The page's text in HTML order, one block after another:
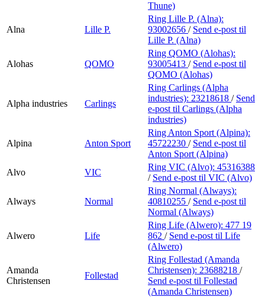
Thune)
Alna Lille P.
Ring Lille P. (Alna):
93002656 / Send e-post til
Lille P. (Alna)
Alohas QOMO
Ring QOMO (Alohas):
93005413 / Send e-post til
QOMO (Alohas)
Alpha industries Carlings
Ring Carlings (Alpha
industries): 23218618 / Send
e-post til Carlings (Alpha
industries)
Alpina Anton Sport
Ring Anton Sport (Alpina):
45722230 / Send e-post til
Anton Sport (Alpina)
Alvo
VIC
Ring VIC (Alvo): 45316388
/ Send e-post til VIC (Alvo)
Always Normal
Ring Normal (Always):
40810255 / Send e-post til
Normal (Always)
Alwero Life
Ring Life (Alwero): 477 19
862 / Send e-post til Life
(Alwero)
Amanda
Christensen
Follestad
Ring Follestad (Amanda
Christensen): 23688218 /
Send e-post til Follestad
(Amanda Christensen)